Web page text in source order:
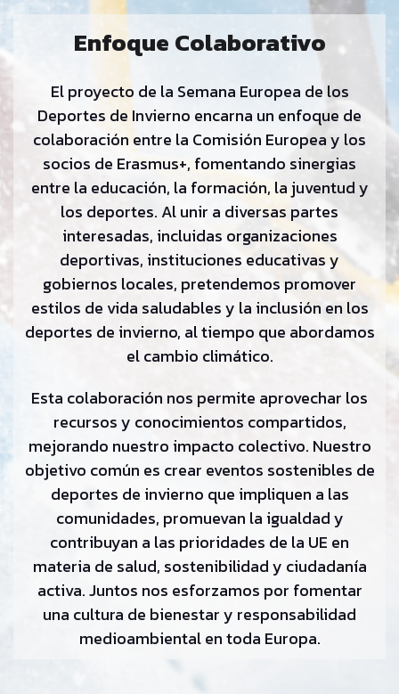
Enfoque Colaborativo
El proyecto de la Semana Europea de los
Deportes de Invierno encarna un enfoque de
colaboración entre la Comisión Europea y los
socios de Erasmus+, fomentando sinergias
entre la educación, la formación, la juventud y
los deportes. Al unir a diversas partes
interesadas, incluidas organizaciones
deportivas, instituciones educativas y
gobiernos locales, pretendemos promover
estilos de vida saludables y la inclusión en los
deportes de invierno, al tiempo que abordamos
el cambio climático.
Esta colaboración nos permite aprovechar los
recursos y conocimientos compartidos,
mejorando nuestro impacto colectivo. Nuestro
objetivo común es crear eventos sostenibles de
deportes de invierno que impliquen a las
comunidades, promuevan la igualdad y
contribuyan a las prioridades de la UE en
materia de salud, sostenibilidad y ciudadanía
activa. Juntos nos esforzamos por fomentar
una cultura de bienestar y responsabilidad
medioambiental en toda Europa.